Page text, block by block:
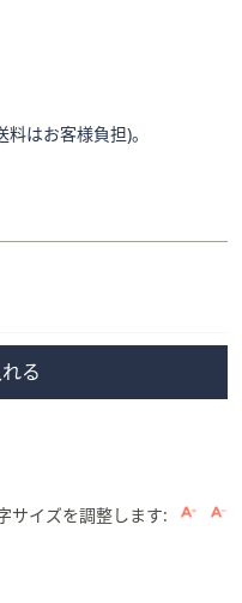
はお客様負担)。
る
サイズを調整します: